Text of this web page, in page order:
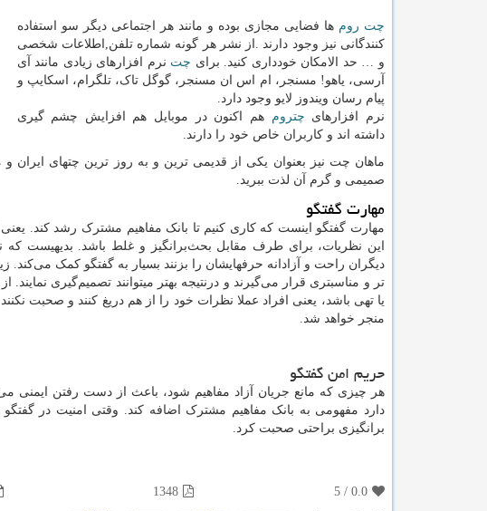
چت روم ها فضایی مجازی بوده و مانند هر اجتماعی دیگر سو استفاده
کنندگانی نیز وجود دارند .از نشر هر گونه شماره تلفن,اطلاعات شخصی
و … حد الامکان خودداری کنید. برای چت نرم افزارهای زیادی مانند آی
آرسی، یاهو! مسنجر، ام اس ان مسنجر، گوگل تاک، تلگرام، اسکایپ و
پیام رسان ویندوز لایو وجود دارد.
نرم افزارهای چتروم هم اکنون در موبایل هم افزایش چشم گیری
داشته اند و کاربران خاص خود را دارند.
ماهان چت نیز بعنوان یکی از قدیمی ترین و به روز ترین چتهای ایران
صمیمی و گرم آن لذت ببرید.
مهارت گفتگو
مهارت گفتگو اینست که کاری کنیم تا بانک مفاهیم مشترک رشد کند.
این نظریات، برای طرف مقابل بحث‌برانگیز و غلط باشد. بدیهیست که
دیگران راحت و آزادانه حرفهایشان را بزنند بسیار به گفتگو کمک
تر و مناسبتری قرار می‌گیرند و درنتیجه بهتر میتوانند تصمیم‌گیری
یا تهی باشد، یعنی افراد عملا نظرات خود را از هم دریغ کنند و صحبت
منجر خواهد شد.
حریم امن گفتگو
هر چیزی که مانع جریان آزاد مفاهیم شود، باعث از دست رفتن ایمنی
دارد مفهومی به بانک مفاهیم مشترک اضافه کند. وقتی امنیت در
برانگیزی براحتی صحبت کرد.
0.0
/
5
1348